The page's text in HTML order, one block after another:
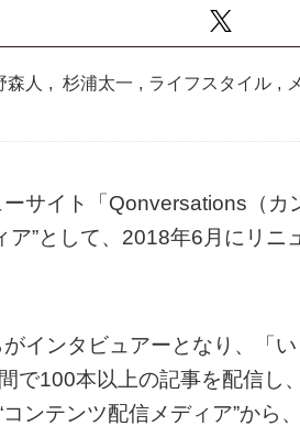
森⼈ , 杉浦太⼀ , ライフスタイル ,
サイト「Qonversations（カ
”として、2018年6月にリニ
インタビュアーとなり、「
で100本以上の記事を配信し
ンテンツ配信メディア”から